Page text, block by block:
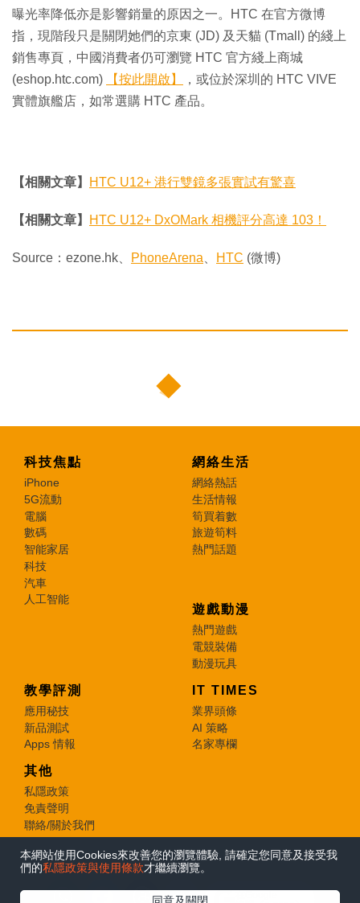
本網站使用Cookies來改善您的瀏覽體驗, 請確定您同意及接受我
們的私隱政策與使用條款才繼續瀏覽。
曝光率降低亦是影響銷量的原因之一。HTC 在官方微博
指，現階段只是關閉她們的京東 (JD) 及天貓 (Tmall) 的綫上
銷售專頁，中國消費者仍可瀏覽 HTC 官方綫上商城
(eshop.htc.com)
【按此開啟】
，或位於深圳的 HTC VIVE
實體旗艦店，如常選購 HTC 產品。
【相關文章】 HTC U12+ 港行雙鏡多張實試有驚喜
【相關文章】 HTC U12+ DxOMark 相機評分高達 103！
Source：ezone.hk、 PhoneArena HTC (微博)
科技焦點
iPhone
5G流動
電腦
數碼
智能家居
科技
汽車
人工智能
網絡生活
網絡熱話
生活情報
筍買着數
旅遊筍料
熱門話題
遊戲動漫
熱門遊戲
電競裝備
動漫玩具
教學評測
應用秘技
新品測試
Apps 情報
IT TIMES
業界頭條
AI 策略
名家專欄
其他
私隱政策
免責聲明
聯絡/關於我們
© 2026 e-zone. All Rights Reserved.